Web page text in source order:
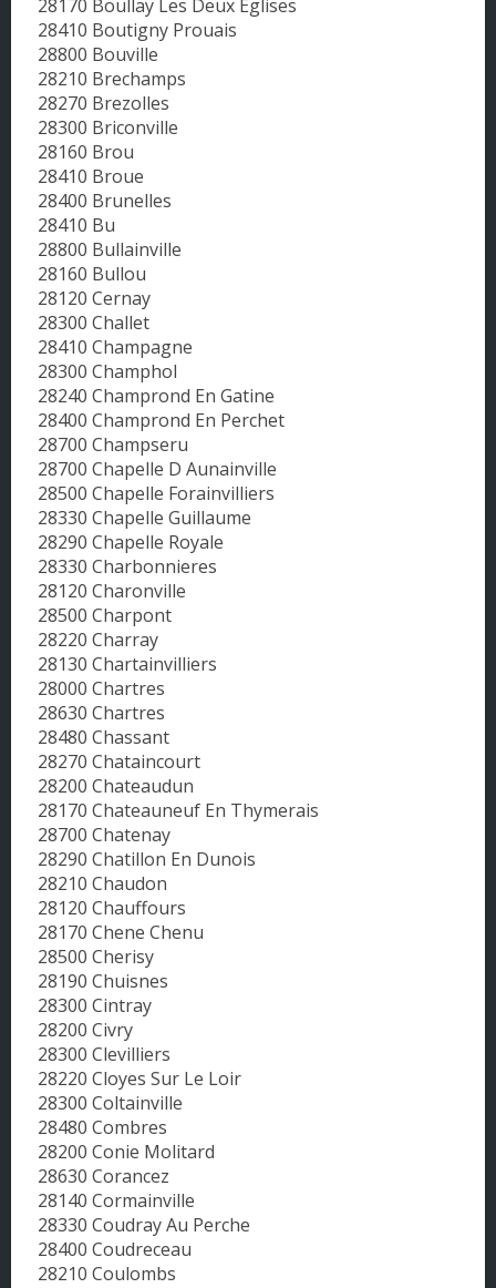
28170 Boullay Les Deux Eglises
28410 Boutigny Prouais
28800 Bouville
28210 Brechamps
28270 Brezolles
28300 Briconville
28160 Brou
28410 Broue
28400 Brunelles
28410 Bu
28800 Bullainville
28160 Bullou
28120 Cernay
28300 Challet
28410 Champagne
28300 Champhol
28240 Champrond En Gatine
28400 Champrond En Perchet
28700 Champseru
28700 Chapelle D Aunainville
28500 Chapelle Forainvilliers
28330 Chapelle Guillaume
28290 Chapelle Royale
28330 Charbonnieres
28120 Charonville
28500 Charpont
28220 Charray
28130 Chartainvilliers
28000 Chartres
28630 Chartres
28480 Chassant
28270 Chataincourt
28200 Chateaudun
28170 Chateauneuf En Thymerais
28700 Chatenay
28290 Chatillon En Dunois
28210 Chaudon
28120 Chauffours
28170 Chene Chenu
28500 Cherisy
28190 Chuisnes
28300 Cintray
28200 Civry
28300 Clevilliers
28220 Cloyes Sur Le Loir
28300 Coltainville
28480 Combres
28200 Conie Molitard
28630 Corancez
28140 Cormainville
28330 Coudray Au Perche
28400 Coudreceau
28210 Coulombs